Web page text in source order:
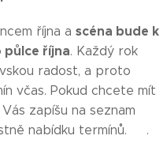
října a scéna bude k
půlce října. Každý rok
radost, a proto
včas. Pokud chcete mít
zapíšu na seznam
nabídku termínů. ✨.